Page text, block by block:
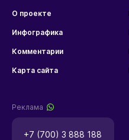
О проекте
Инфографика
Комментарии
Карта сайта
Реклама
+7 (700) 3 888 188